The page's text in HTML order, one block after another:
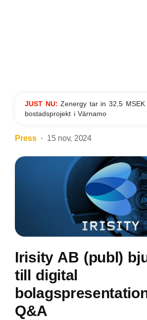
JUST NU:Zenergy tar in 32,5
bostadsprojekt i Värnamo
Press 15 nov, 2024
Irisity AB (publ)
till digital
Q&A